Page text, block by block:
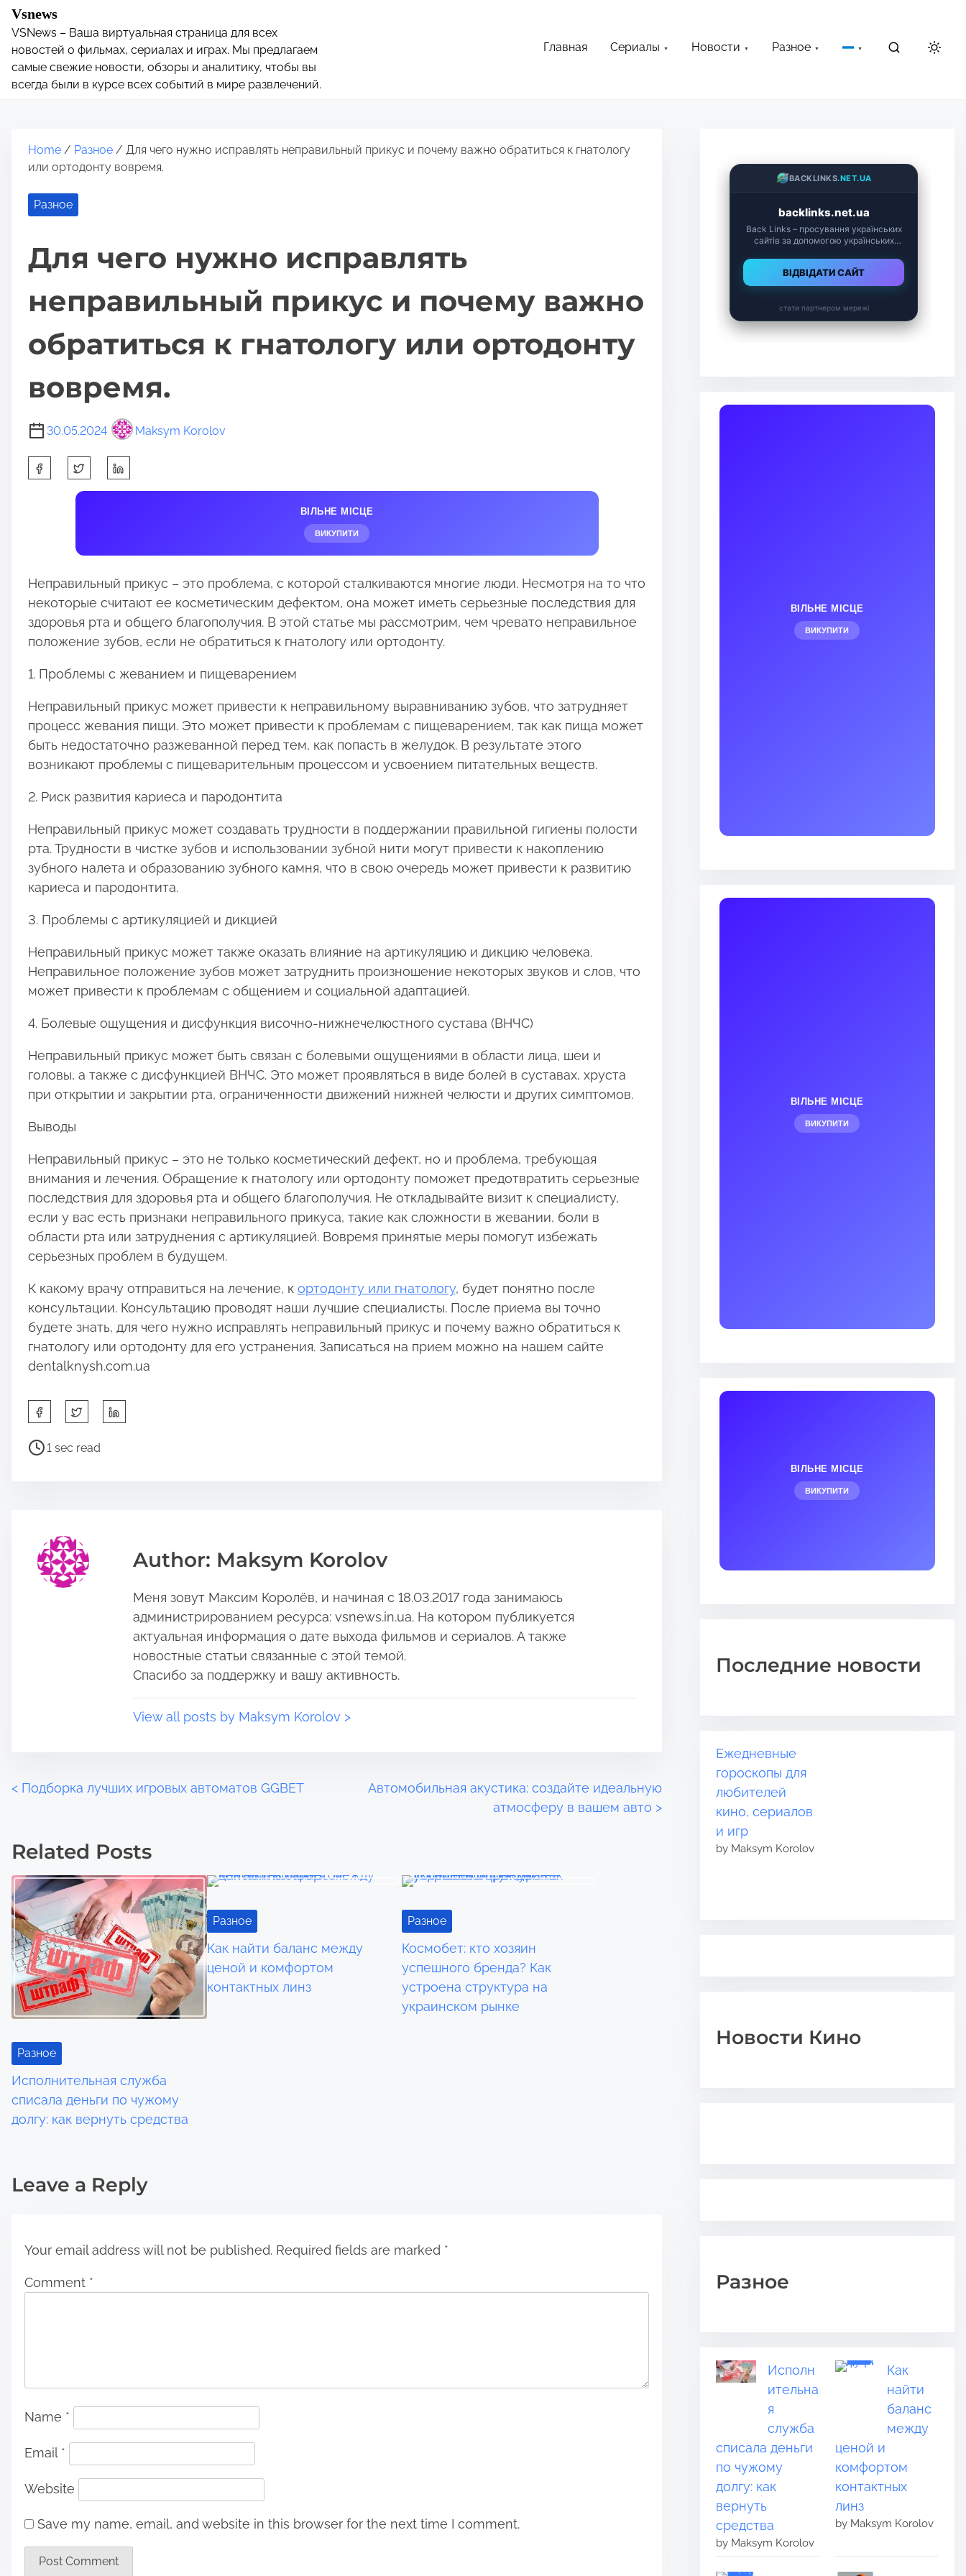
Vsnews
VSNews – Ваша виртуальная страница для всех
новостей о фильмах, сериалах и играх. Мы предлагаем
самые свежие новости, обзоры и аналитику, чтобы вы
всегда были в курсе всех событий в мире развлечений.
Главная Сериалы Новости Разное
Home/ Разное/ Для чего нужно исправлять неправильный прикус и почему важно обратиться к гнатологу
или ортодонту вовремя.
Разное
Для чего нужно исправлять
неправильный прикус и почему важно
обратиться к гнатологу или ортодонту
вовремя.
30.05.2024 Maksym Korolov
h
i
s
p
s
t
n
ВІЛЬНЕ МІСЦЕ
ВИКУПИТИ
Неправильный прикус – это проблема, с которой сталкиваются многие люди. Несмотря на то что
некоторые считают ее косметическим дефектом, она может иметь серьезные последствия для
здоровья рта и общего благополучия. В этой статье мы рассмотрим, чем чревато неправильное
положение зубов, если не обратиться к гнатологу или ортодонту.
1. Проблемы с жеванием и пищеварением
Неправильный прикус может привести к неправильному выравниванию зубов, что затрудняет
процесс жевания пищи. Это может привести к проблемам с пищеварением, так как пища может
быть недостаточно разжеванной перед тем, как попасть в желудок. В результате этого
возникают проблемы с пищеварительным процессом и усвоением питательных веществ.
2. Риск развития кариеса и пародонтита
Неправильный прикус может создавать трудности в поддержании правильной гигиены полости
рта. Трудности в чистке зубов и использовании зубной нити могут привести к накоплению
зубного налета и образованию зубного камня, что в свою очередь может привести к развитию
кариеса и пародонтита.
3. Проблемы с артикуляцией и дикцией
Неправильный прикус может также оказать влияние на артикуляцию и дикцию человека.
Неправильное положение зубов может затруднить произношение некоторых звуков и слов, что
может привести к проблемам с общением и социальной адаптацией.
4. Болевые ощущения и дисфункция височно-нижнечелюстного сустава (ВНЧС)
Неправильный прикус может быть связан с болевыми ощущениями в области лица, шеи и
головы, а также с дисфункцией ВНЧС. Это может проявляться в виде болей в суставах, хруста
при открытии и закрытии рта, ограниченности движений нижней челюсти и других симптомов.
Выводы
Неправильный прикус – это не только косметический дефект, но и проблема, требующая
внимания и лечения. Обращение к гнатологу или ортодонту поможет предотвратить серьезные
последствия для здоровья рта и общего благополучия. Не откладывайте визит к специалисту,
если у вас есть признаки неправильного прикуса, такие как сложности в жевании, боли в
области рта или затруднения с артикуляцией. Вовремя принятые меры помогут избежать
серьезных проблем в будущем.
К какому врачу отправиться на лечение, к ортодонту или гнатологу, будет понятно после
консультации. Консультацию проводят наши лучшие специалисты. После приема вы точно
будете знать, для чего нужно исправлять неправильный прикус и почему важно обратиться к
гнатологу или ортодонту для его устранения. Записаться на прием можно на нашем сайте
dentalknysh.com.ua
h
a
P
o
1 sec read
Author: Maksym Korolov
Меня зовут Максим Королёв, и начиная с 18.03.2017 года занимаюсь
администрированием ресурса: vsnews.in.ua. На котором публикуется
актуальная информация о дате выхода фильмов и сериалов. А также
новостные статьи связанные с этой темой.
Спасибо за поддержку и вашу активность.
View all posts by Maksym Korolov >
P
s
t
s
n
a
v
g
a
t
o
< Подборка лучших игровых автоматов GGBET
Автомобильная акустика: создайте идеальную
атмосферу в вашем авто >
Related Posts
Разное
Исполнительная служба
списала деньги по чужому
долгу: как вернуть средства
Разное
Как найти баланс между
ценой и комфортом
контактных линз
Разное
Космобет: кто хозяин
успешного бренда? Как
устроена структура на
украинском рынке
Leave a Reply
Your email address will not be published. Required fields are marked *
Comment *
Name *
Email *
Website
Save my name, email, and website in this browser for the next time I comment.
ВІЛЬНЕ МІСЦЕ
ВИКУПИТИ
ВІЛЬНЕ МІСЦЕ
ВИКУПИТИ
ВІЛЬНЕ МІСЦЕ
ВИКУПИТИ
Последние новости
Ежедневные
гороскопы для
любителей
кино, сериалов
и игр
by Maksym Korolov
Новости Кино
Разное
Исполн
ительна
я
служба
списала деньги
по чужому
долгу: как
вернуть
средства
by Maksym Korolov
Как
найти
баланс
между
ценой и
комфортом
контактных
линз
by Maksym Korolov